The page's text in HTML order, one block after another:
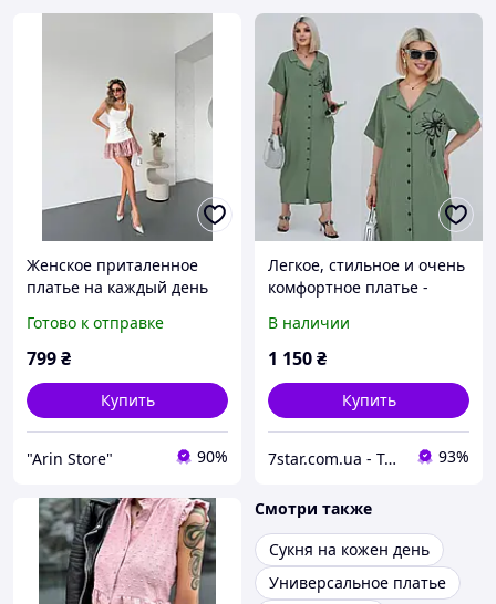
Женское приталенное
платье на каждый день
Готово к отправке
799₴
Купить
"Arin Store" 90%
Легкое, стильное и очень
комфортное платье -
каждый день и не только.
FN-36481 р:48-50, 52-54,
В наличии
1 150₴
Купить
7star.com.ua - Твой надежный интернет магазин 93%
Смотри также
Сукня на кожен день
Универсальное платье